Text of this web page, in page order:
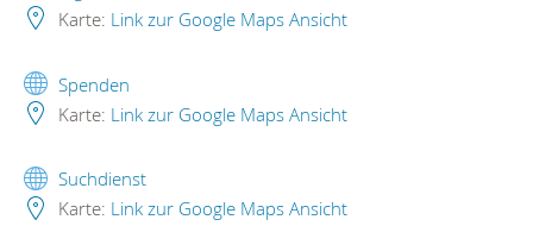
Karte: Link zur Google Maps Ansicht
Spenden
Karte: Link zur Google Maps Ansicht
Suchdienst
Karte: Link zur Google Maps Ansicht